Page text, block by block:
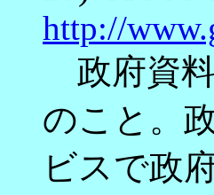
http://
政府資
のこと。
ビスで政